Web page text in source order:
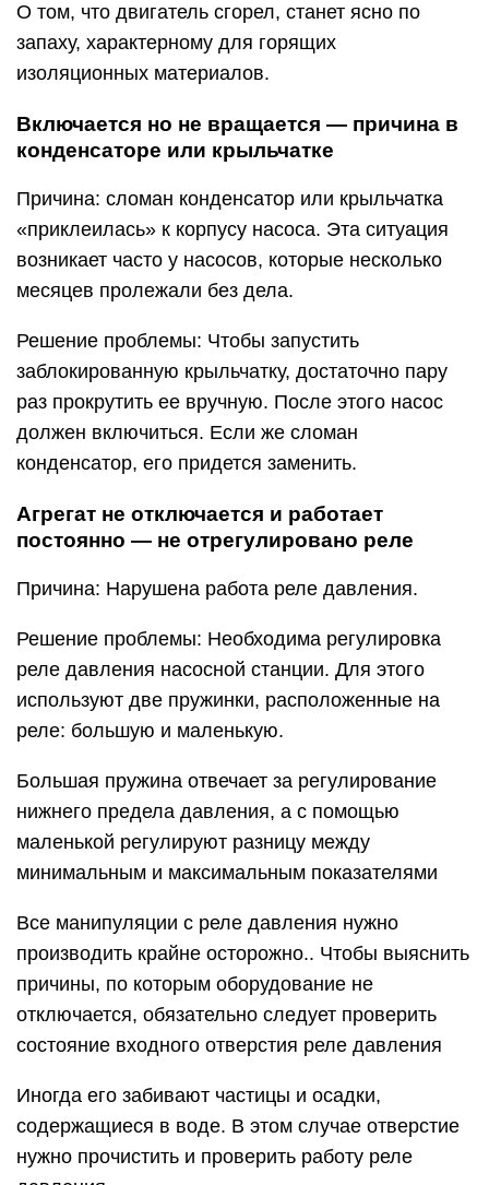
О том, что двигатель сгорел, станет ясно по
запаху, характерному для горящих
изоляционных материалов.
Включается но не вращается — причина в
конденсаторе или крыльчатке
Причина: сломан конденсатор или крыльчатка
«приклеилась» к корпусу насоса. Эта ситуация
возникает часто у насосов, которые несколько
месяцев пролежали без дела.
Решение проблемы: Чтобы запустить
заблокированную крыльчатку, достаточно пару
раз прокрутить ее вручную. После этого насос
должен включиться. Если же сломан
конденсатор, его придется заменить.
Агрегат не отключается и работает
постоянно — не отрегулировано реле
Причина: Нарушена работа реле давления.
Решение проблемы: Необходима регулировка
реле давления насосной станции. Для этого
используют две пружинки, расположенные на
реле: большую и маленькую.
Большая пружина отвечает за регулирование
нижнего предела давления, а с помощью
маленькой регулируют разницу между
минимальным и максимальным показателями
Все манипуляции с реле давления нужно
производить крайне осторожно.. Чтобы выяснить
причины, по которым оборудование не
отключается, обязательно следует проверить
состояние входного отверстия реле давления
Иногда его забивают частицы и осадки,
содержащиеся в воде. В этом случае отверстие
нужно прочистить и проверить работу реле